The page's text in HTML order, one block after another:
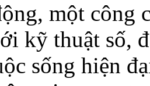
một công
kỹ thuật số,
sống hiện